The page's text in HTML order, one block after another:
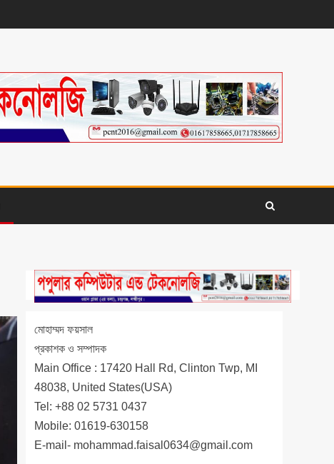
মোহাম্মদ ফয়সাল
প্রকাশক ও সম্পাদক
Main Office : 17420 Hall Rd, Clinton Twp, MI
48038, United States(USA)
Tel: +88 02 5731 0437
Mobile: 01619-630158
E-mail- mohammad.faisal0634@gmail.com